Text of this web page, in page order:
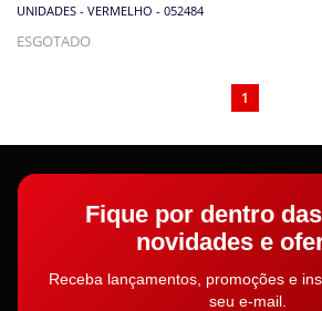
UNIDADES - VERMELHO - 052484
ESGOTADO
1
Fique por dentro
novidades e
Receba lançamentos, promoções e
seu e-mail.